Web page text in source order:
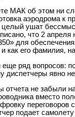
МАК об этом ни
аэродрома к
ушат
что 2
для
как его фамилия,
еще ряд вопросов:
диспетчеры явно
отчета не забыли
вместо
переговоров
подает